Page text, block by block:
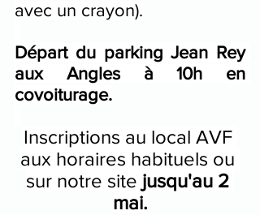
avec un crayon).
Départ du parking Jean Rey
aux Angles à 10h en
covoiturage.
Inscriptions au local AVF
aux horaires habituels ou
sur notre site jusqu'au 2
mai.